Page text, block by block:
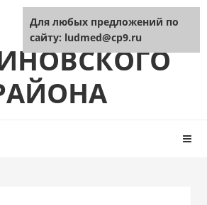
ЦРБ
Для любых предложений по
сайту: ludmed@cp9.ru